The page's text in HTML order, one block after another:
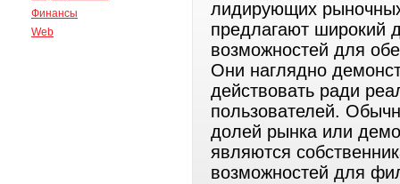
Финансы
Web
лидирующих
предлагают широкий
возможностей для
Они наглядно
действовать ради
пользователей.
долей рынка или
являются
возможностей для